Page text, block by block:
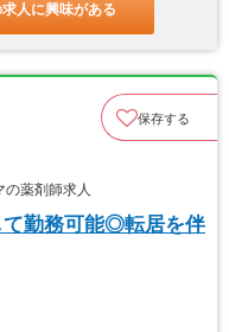
求人に興味がある
保存する
薬剤師求人
て勤務可能◎転居を伴